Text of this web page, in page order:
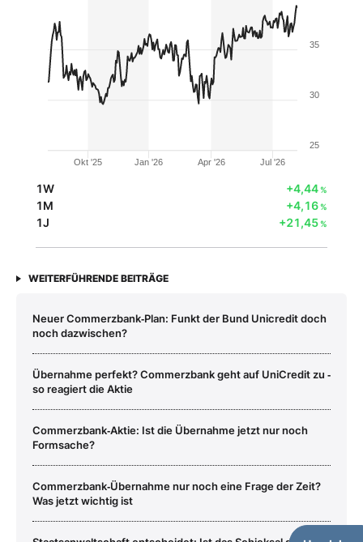
Okt '25 Jan '26 Apr '26 Jul '26
25
30
35
1W +4,44%
1M +4,16%
1J +21,45%
WEITERFÜHRENDE BEITRÄGE
Neuer Commerzbank‑Plan: Funkt der Bund Unicredit doch
noch dazwischen?
Übernahme perfekt? Commerzbank geht auf UniCredit zu ‑
so reagiert die Aktie
Commerzbank‑Aktie: Ist die Übernahme jetzt nur noch
Formsache?
Commerzbank‑Übernahme nur noch eine Frage der Zeit?
Was jetzt wichtig ist